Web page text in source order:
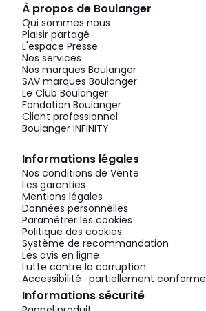
À propos de Boulanger
Qui sommes nous
Plaisir partagé
L'espace Presse
Nos services
Nos marques Boulanger
SAV marques Boulanger
Le Club Boulanger
Fondation Boulanger
Client professionnel
Boulanger INFINITY
Informations légales
Nos conditions de Vente
Les garanties
Mentions légales
Données personnelles
Paramétrer les cookies
Politique des cookies
Système de recommandation
Les avis en ligne
Lutte contre la corruption
Accessibilité : partiellement conforme
Informations sécurité